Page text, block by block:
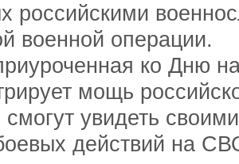
российскими
военной операции.
ко Дню
мощь
увидеть
действий на